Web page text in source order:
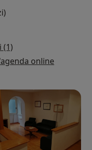
(1)
online